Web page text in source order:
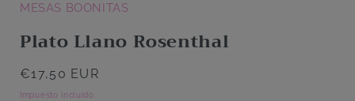
MESAS BOONITAS
Plato Llano Rosenthal
Precio
habitual
€17,50 EUR
Impuesto incluido.